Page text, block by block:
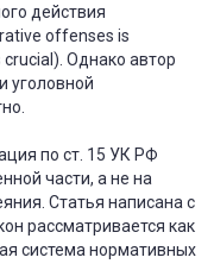
действия
offenses is
Однако автор
уголовной
по ст. 15 УК РФ
части, а не на
Статья написана с
рассматривается как
система нормативных